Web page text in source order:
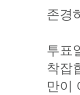
존경
투표
착잡
만이